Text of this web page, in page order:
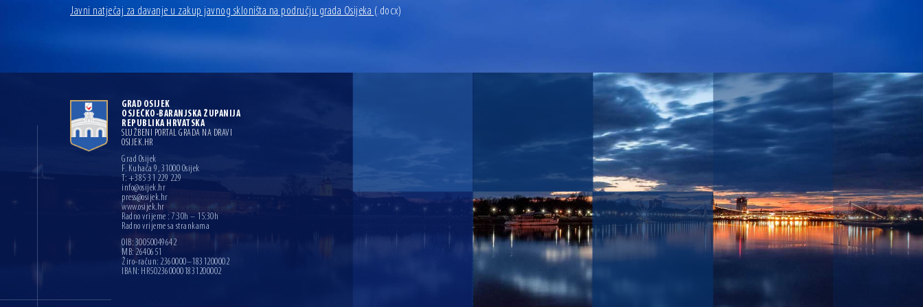
Javni natječaj za davanje u zakup javnog skloništa na području grada Osijeka (.docx)
GRAD OSIJEK
OSJEČKO-BARANJSKA ŽUPANIJA
REPUBLIKA HRVATSKA
SLUŽBENI PORTAL GRADA NA DRAVI
OSIJEK.HR
Grad Osijek
F. Kuhača 9, 31000 Osijek
T: +385 31 229 229
info@osijek.hr
press@osijek.hr
www.osijek.hr
Radno vrijeme : 7:30h – 15:30h
Radno vrijeme sa strankama
OIB: 30050049642
MB: 2640651
Žiro-račun: 2360000–1831200002
IBAN: HR5023600001831200002